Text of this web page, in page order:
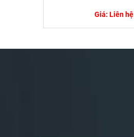
Giá: Liên hệ